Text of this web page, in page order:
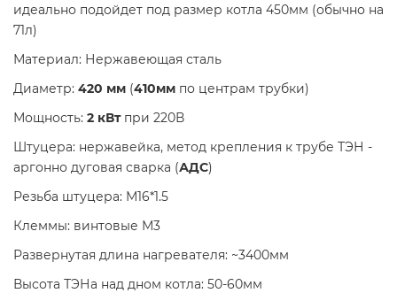
идеально подойдет под размер котла 450мм (обычно на
71л)
Материал: Нержавеющая сталь
Диаметр: 420 мм (410мм по центрам трубки)
Мощность: 2 кВт при 220В
Штуцера: нержавейка, метод крепления к трубе ТЭН -
аргонно дуговая сварка (АДС)
Резьба штуцера: М16*1.5
Клеммы: винтовые М3
Развернутая длина нагревателя: ~3400мм
Высота ТЭНа над дном котла: 50-60мм